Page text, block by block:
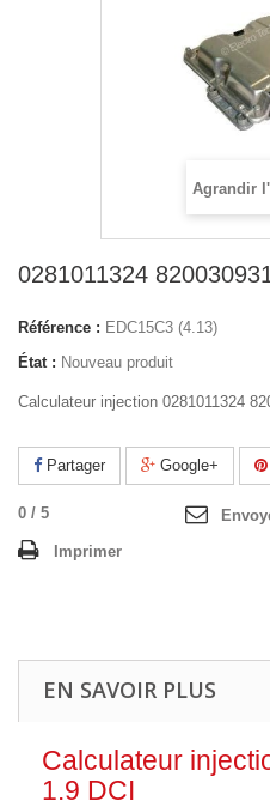
Agrandir
0281011324
Référence : EDC15C3 (4.13)
État : Nouveau produit
Calculateur injection 0281011324
Partager Google+
0 / 5
Imprimer
EN SAVOIR PLUS
Calculateur
1.9 DCI